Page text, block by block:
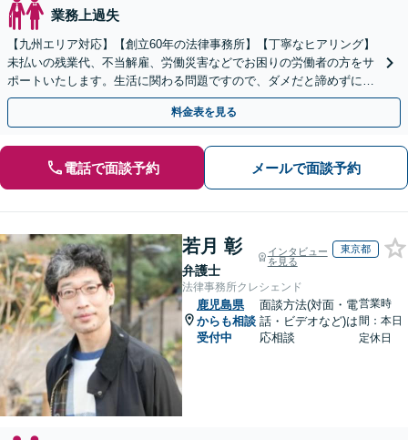
業務上過失
【九州エリア対応】【創立60年の法律事務所】【丁寧なヒアリング】
未払いの残業代、不当解雇、労働災害などでお困りの労働者の方をサ
ポートいたします。生活に関わる問題ですので、ダメだと諦めずに、
しっかりと労働者の権利を主張していきましょう。
料金表を見る
電話で面談予約 メールで面談予約
若月 彰
弁護士
インタビュー
を見る
東京都
法律事務所クレシェンド
鹿児島県
からも相談
受付中
面談方法(対面・電
話・ビデオなど)は
応相談
営業時
間：本日
定休日